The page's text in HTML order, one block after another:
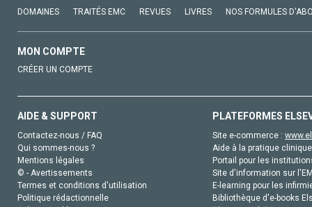
DOMAINES TRAITÉS EMC REVUES LIVRES NOS FORMULES
MON COMPTE
CRÉER UN COMPTE
AIDE & SUPPORT
Contactez-nous / FAQ
Qui sommes-nous ?
Mentions légales
© - Avertissements
Termes et conditions d'utilisation
Politique rédactionnelle
PLATEFORMES
Site e-commerce :
Aide à la pratique
Portail pour les
Site d'information sur
E-learning pour les
Bibliothèque d'e-books